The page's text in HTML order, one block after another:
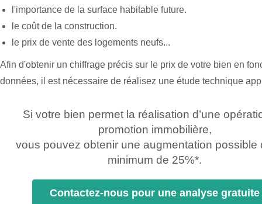
l'importance de la surface habitable future.
le coût de la construction.
le prix de vente des logements neufs...
Afin d'obtenir un chiffrage précis sur le prix de votre bien en
données, il est nécessaire de réalisez une étude technique
Si votre bien permet la réalisation d’une
promotion immobilière,
vous pouvez obtenir une augmentation possible
minimum de 25%*.
Contactez-nous pour une analyse gratuite